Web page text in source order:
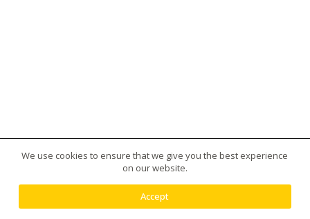
版權所有 © 2026 台灣虎王藥局|犀利士|威而鋼|日本藤
We use cookies to ensure that we give you the best experience
on our website.
Accept